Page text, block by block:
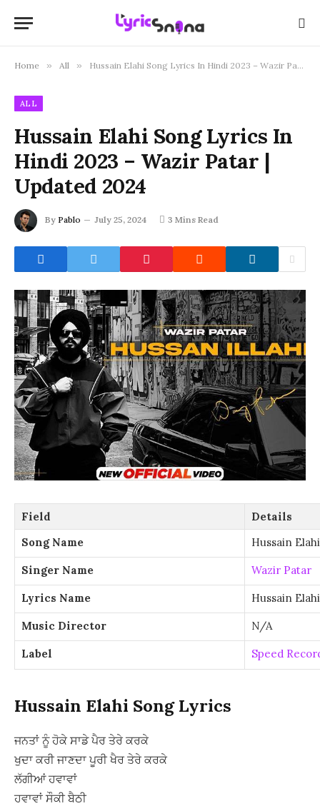
Home » All » Hussain Elahi Song Lyrics In Hindi 2023 – Wazir Patar | Updated 2024
ALL
Hussain Elahi Song Lyrics In
Hindi 2023 – Wazir Patar |
Updated 2024
By Pablo July 25, 2024 3 Mins Read
Field
Details
Song Name
Hussain Elahi
Singer Name Wazir Patar
Lyrics Name Hussain
Music Director N/A
Label Speed
Hussain Elahi Song Lyrics
ਜਨਤਾਂ ਨੂੰ ਹੋਕੇ ਸਾਡੇ ਪੈਰ ਤੇਰੇ ਕਰਕੇ
ਖੁਦਾ ਕਰੀ ਜਾਣਦਾ ਪੂਰੀ ਖੈਰ ਤੇਰੇ ਕਰਕੇ
ਲੱਗੀਆਂ ਹਵਾਵਾਂ
ਹਵਾਵਾਂ ਸੌਕੀ ਬੈਠੀ